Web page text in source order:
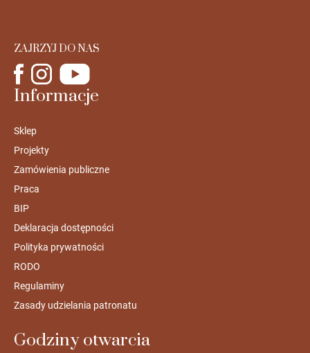
ZAJRZYJ DO NAS
Informacje
Sklep
Projekty
Zamówienia publiczne
Praca
BIP
Deklaracja dostępności
Polityka prywatności
RODO
Regulaminy
Zasady udzielania patronatu
Godziny otwarcia